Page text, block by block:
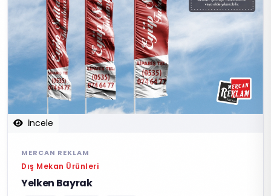
İncele
MERCAN REKLAM
Dış Mekan Ürünleri
Yelken Bayrak